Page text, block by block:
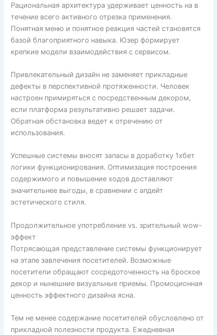
Рациональная архитектура удерживает ценность на в
течение всего активного отрезка применения.
Понятная меню и понятное реакция частей становятся
базой благоприятного навыка. Юзер формирует
крепкие модели взаимодействия с сервисом.
Привлекательный дизайн не заменяет прикладные
дефекты в перспективной протяженности. Человек
настроен примиряться с посредственным декором,
если платформа результативно решает задачи.
Обратная обстановка ведет к отречению от
использования.
Успешные системы вносят запасы в доработку 1хбет
логики функционирования. Оптимизация построения
содержимого и повышение ходов доставляют
значительнее выгоды, в сравнении с апдейт
эстетического стиля.
Продолжительное употребление vs. зрительный wow-
эффект
Потрясающая представление системы функционирует
на этапе завлечения посетителей. Возможные
посетители обращают сосредоточенность на броское
декор и нынешние визуальные приемы. Промоционная
ценность эффектного дизайна ясна.
Тем не менее содержание посетителей обусловлено от
прикладной полезности продукта. Ежедневная